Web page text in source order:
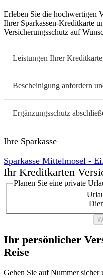
Erleben Sie die hochwertigen
Ihrer Sparkassen-Kreditkarte
Versicherungsschutz auf
Leistungen Ihrer Kreditkarte
Bescheinigung anfordern
Ergänzungsschutz
Ihre Sparkasse
Sparkasse Mittelmosel -
Ihr Kreditkarten
Planen
Ihr persönlicher
Reise
Gehen Sie auf Nummer sicher